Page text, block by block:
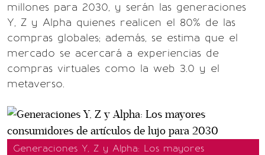
millones para 2030, y serán las generaciones
Y, Z y Alpha quienes realicen el 80% de las
compras globales; además, se estima que el
mercado se acercará a experiencias de
compras virtuales como la web 3.0 y el
metaverso.
Generaciones Y, Z y Alpha: Los mayores